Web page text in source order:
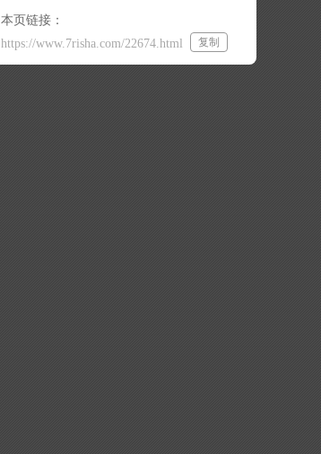
本页链接：
https://www.7risha.com/22674.html
复制